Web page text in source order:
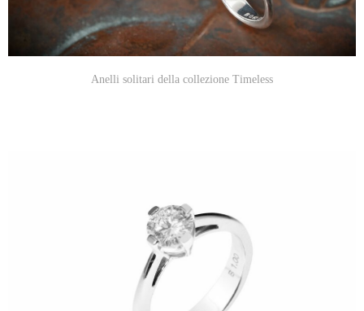
Anelli solitari della collezione Timeless